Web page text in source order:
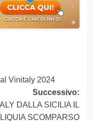
Vinitaly 2024
Successivo:
DALLA SICILIA IL
SCOMPARSO